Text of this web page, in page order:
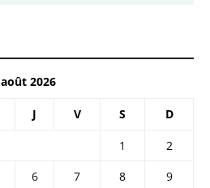
août 2026
J V S D
1
2
6 7 8
9